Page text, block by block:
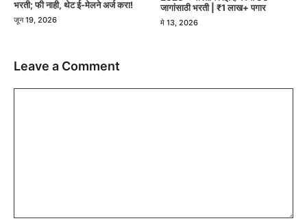
भरती; फी नाही, थेट ई-मेलने अर्ज करा!
जून 19, 2026
जागांसाठी भरती | ₹1 लाख+ पगार
मे 13, 2026
Leave a Comment